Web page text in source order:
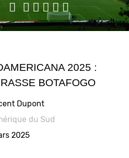
2025 :
BOTAFOGO
Dupont
du Sud
2025